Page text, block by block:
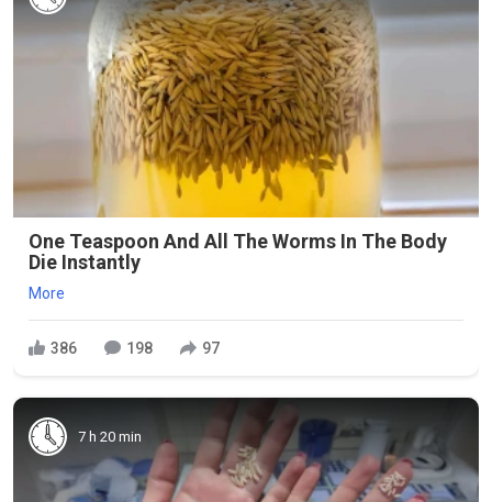
One Teaspoon And All The Worms In The Body
Die Instantly
More
386 198 97
7 h 20 min